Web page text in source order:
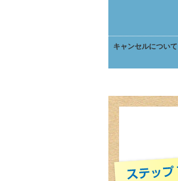
キャンセルについて